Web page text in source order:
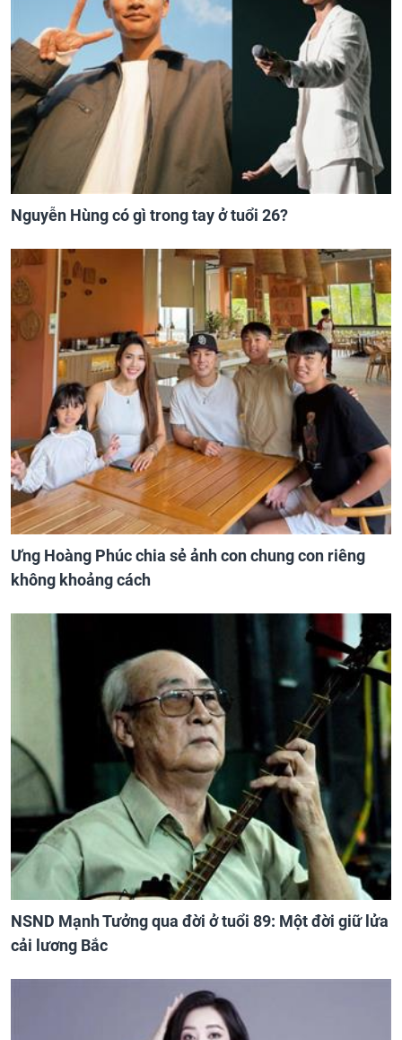
Nguyễn Hùng có gì trong tay ở tuổi 26?
Ưng Hoàng Phúc chia sẻ ảnh con chung con riêng
không khoảng cách
NSND Mạnh Tưởng qua đời ở tuổi 89: Một đời giữ lửa
cải lương Bắc